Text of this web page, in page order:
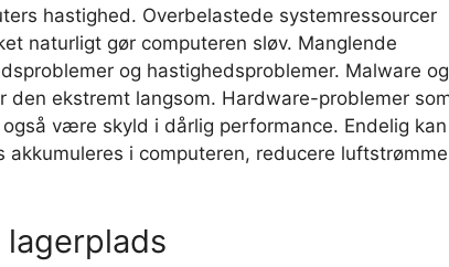
hastighed. Overbelastede systemressourcer
naturligt gør computeren sløv. Manglende
og hastighedsproblemer. Malware og
ekstremt langsom. Hardware-problemer
være skyld i dårlig performance. Endelig kan
i computeren, reducere